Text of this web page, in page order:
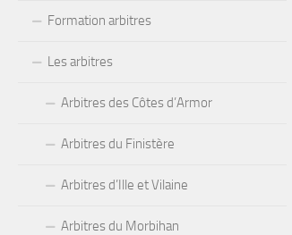
Formation arbitres
Les arbitres
Arbitres des Côtes d’Armor
Arbitres du Finistère
Arbitres d’Ille et Vilaine
Arbitres du Morbihan